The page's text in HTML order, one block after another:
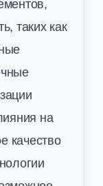
таких как
на
качество